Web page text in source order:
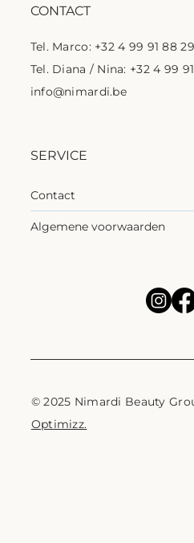
© 2025 Nimardi Beauty
Optimizz.
SERVICE
Contact
Algemene voorwaarden
CONTACT
Tel. Marco: +32 4 99 91 88 29
Tel. Diana / Nina: +32 4 99
info@nimardi.be